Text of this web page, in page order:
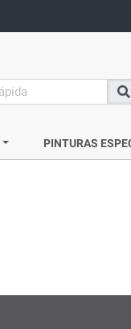
PINTURAS